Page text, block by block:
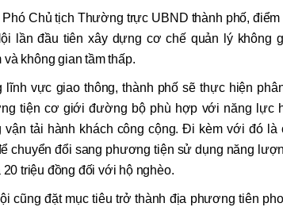
Chủ tịch Thường trực UBND thành phố,
lần đầu tiên xây dựng cơ chế quản lý không
và không gian tầm thấp.
lĩnh vực giao thông, thành phố sẽ thực hiện
tiện cơ giới đường bộ phù hợp với năng lực
vận tải hành khách công cộng. Đi kèm với đó
chuyển đổi sang phương tiện sử dụng năng
20 triệu đồng đối với hộ nghèo.
cũng đặt mục tiêu trở thành địa phương tiên